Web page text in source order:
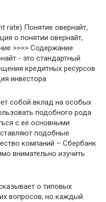
rate) Понятие овернайт,
о понятии овернайт,
>>>> Содержание
- это стандартный
кредитных ресурсов
инвестора
собой вклад на особых
подобного рода
с её основными
подобные
компаний – Сбербанк
внимательно изучить
о типовых
вопросов, но каждый